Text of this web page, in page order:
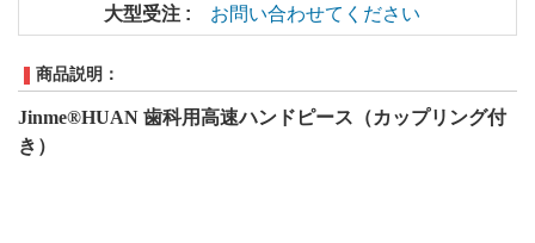
大型受注 : お問い合わせてください
商品説明：
Jinme®HUAN 歯科用高速ハンドピース（カップリング付
き）